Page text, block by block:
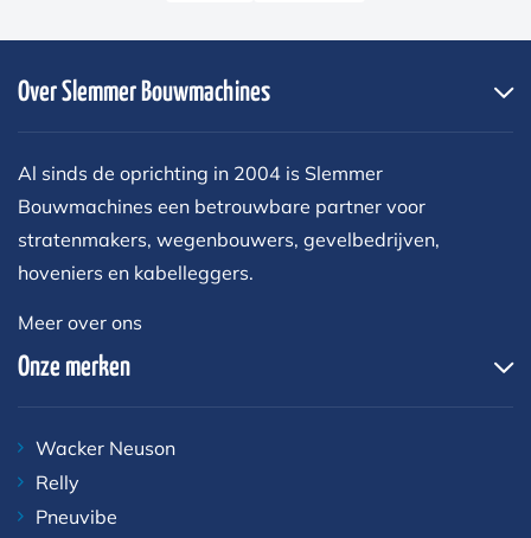
Over Slemmer Bouwmachines
Al sinds de oprichting in 2004 is Slemmer
Bouwmachines een betrouwbare partner voor
stratenmakers, wegenbouwers, gevelbedrijven,
hoveniers en kabelleggers.
Meer over ons
Onze merken
Wacker Neuson
Relly
Pneuvibe